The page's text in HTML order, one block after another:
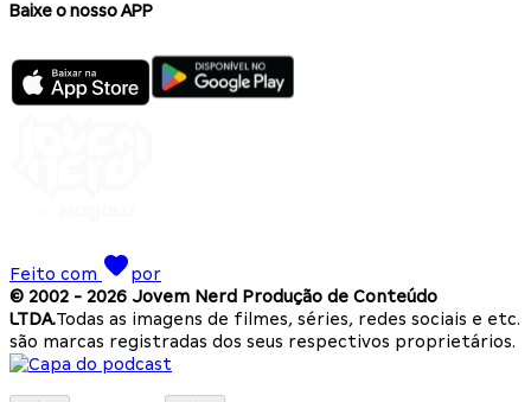
Baixe o nosso APP
Feito com
por
© 2002 - 2026 Jovem Nerd Produção de Conteúdo
LTDA.Todas as imagens de filmes, séries, redes sociais e etc.
são marcas registradas dos seus respectivos proprietários.